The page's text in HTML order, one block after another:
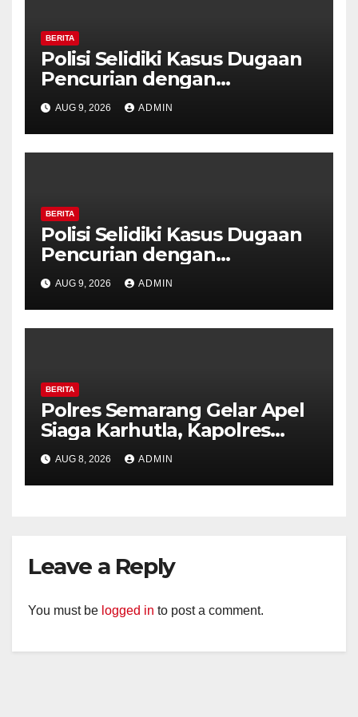
BERITA
Polisi Selidiki Kasus Dugaan
Pencurian dengan
Kekerasan di Counter HP
Royal Phone Ambarawa.
AUG 9, 2026 ADMIN
BERITA
Polisi Selidiki Kasus Dugaan
Pencurian dengan
Kekerasan di Counter HP
Royal Phone Ambarawa.
AUG 9, 2026 ADMIN
BERITA
Polres Semarang Gelar Apel
Siaga Karhutla, Kapolres
Tekankan Sinergi dan
Kesiapsiagaan Hadapi Musim
Kemarau.
AUG 8, 2026 ADMIN
Leave a Reply
You must be logged in to post a comment.